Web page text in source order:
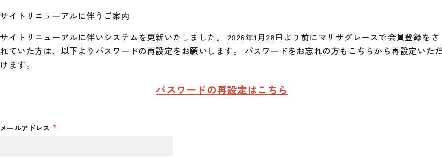
サイトリニューアルに伴うご案内
サイトリニューアルに伴いシステムを更新いたしました。 2026年1月28日より前にマリサグレースで会員登録をさ
れていた方は、以下よりパスワードの再設定をお願いします。 パスワードをお忘れの方もこちらから再設定いただ
けます。
パスワードの再設定はこちら
メールアドレス